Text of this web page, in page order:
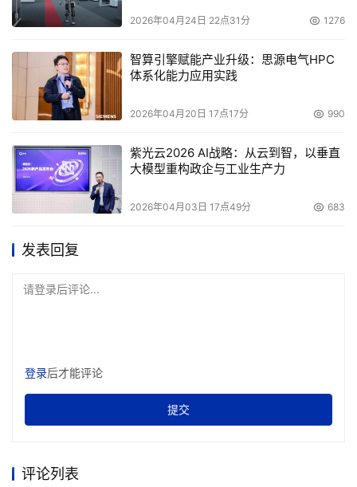
2026年04月24日 22点31分 1276
智算引擎赋能产业升级：思源电气HPC
体系化能力应用实践
2026年04月20日 17点17分 990
紫光云2026 AI战略：从云到智，以垂直
大模型重构政企与工业生产力
2026年04月03日 17点49分 683
发表回复
请登录后评论...
登录后才能评论
提交
评论列表